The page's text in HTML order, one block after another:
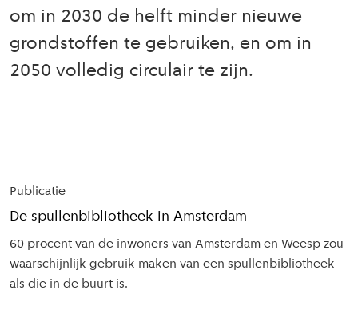
om in 2030 de helft minder nieuwe
grondstoffen te gebruiken, en om in
2050 volledig circulair te zijn.
in dit
dossier
De spullenbibliotheek in Amsterdam
Publicatie
60 procent van de inwoners van Amsterdam en Weesp zou
waarschijnlijk gebruik maken van een spullenbibliotheek
als die in de buurt is.